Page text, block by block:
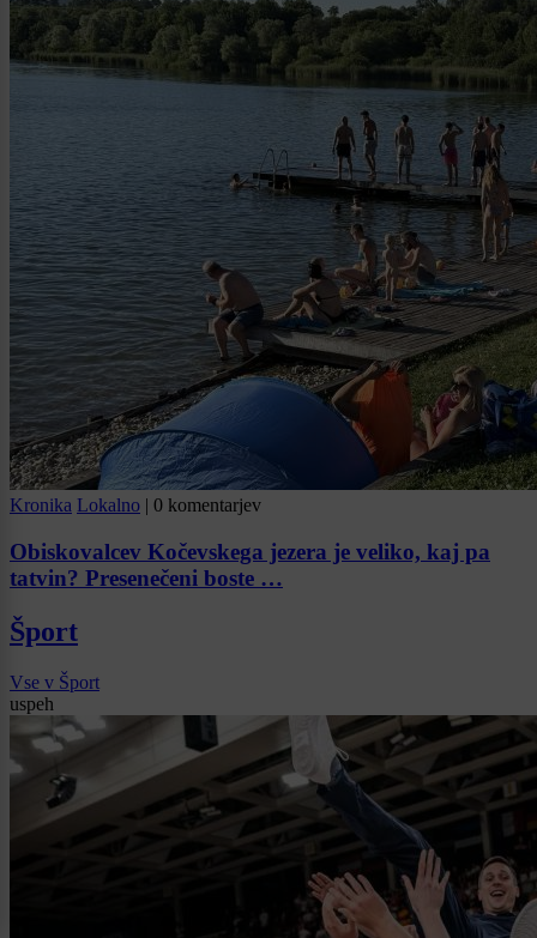
Kronika Lokalno | 0 komentarjev
Obiskovalcev Kočevskega jezera je veliko, kaj pa
tatvin? Presenečeni boste …
Šport
Vse v Šport
uspeh